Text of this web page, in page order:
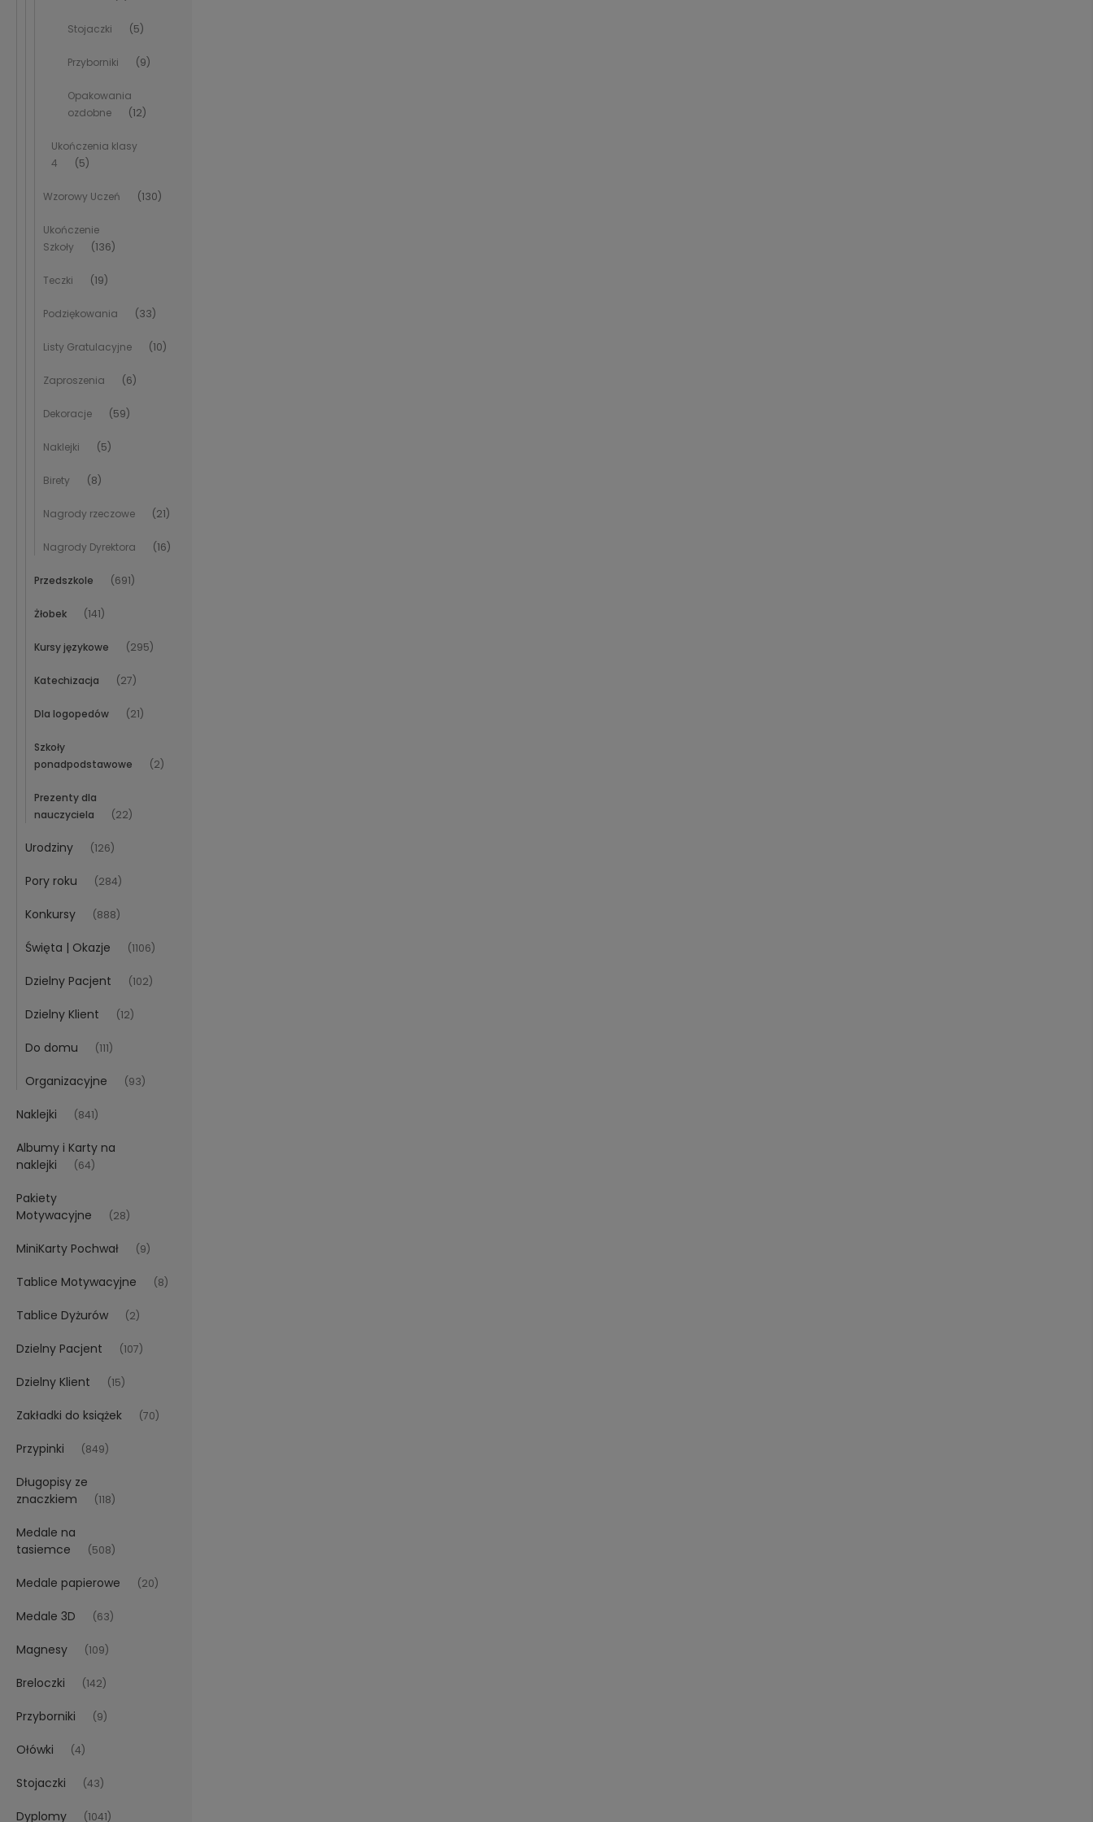
Stojaczki (5)
Przyborniki (9)
Opakowania
ozdobne
(12)
Ukończenia klasy
4
(5)
Wzorowy Uczeń (130)
Ukończenie
Szkoły
(136)
Teczki (19)
Podziękowania (33)
Listy Gratulacyjne (10)
Zaproszenia (6)
Dekoracje (59)
Naklejki (5)
Birety (8)
Nagrody rzeczowe (21)
Nagrody Dyrektora (16)
Przedszkole (691)
Żłobek (141)
Kursy językowe (295)
Katechizacja (27)
Dla logopedów (21)
Szkoły
ponadpodstawowe
(2)
Prezenty dla
nauczyciela
(22)
Urodziny (126)
Pory roku (284)
Konkursy (888)
Święta | Okazje (1106)
Dzielny Pacjent (102)
Dzielny Klient (12)
Do domu (111)
Organizacyjne (93)
Naklejki (841)
Albumy i Karty na
naklejki
(64)
Pakiety
Motywacyjne
(28)
MiniKarty Pochwał (9)
Tablice Motywacyjne (8)
Tablice Dyżurów (2)
Dzielny Pacjent (107)
Dzielny Klient (15)
Zakładki do książek (70)
Przypinki (849)
Długopisy ze
znaczkiem
(118)
Medale na
tasiemce
(508)
Medale papierowe (20)
Medale 3D (63)
Magnesy (109)
Breloczki (142)
Przyborniki (9)
Ołówki (4)
Stojaczki (43)
Dyplomy (1041)